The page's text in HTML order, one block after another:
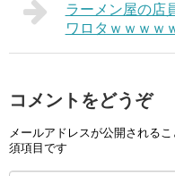
ラーメン屋の店
ワロタｗｗｗｗ
コメントをどうぞ
メールアドレスが公開されるこ
須項目です